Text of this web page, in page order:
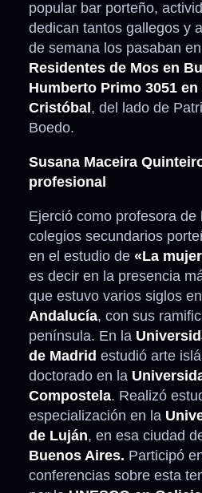
popular bar porteño,
dedican tantos gallegos y
de semana los pasaban
Residentes de Mos en
Humberto Primo 3051
Cristóbal , del lado de
Boedo.
Susana Maceira
profesional
Ejerció como profesora de
colegios secundarios
en el estudio de «La
es decir en la presencia
que estuvo varios siglos
Andalucía, con sus
península. En la
de Madrid estudió arte
doctorado en la
Compostela. Realizó
especialización en la
de Luján, en esa ciudad
Buenos Aires. Participó
conferencias sobre esta